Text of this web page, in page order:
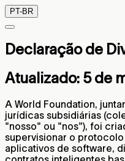
PT-BR
Declaração de
Atualizado: 5 de
A World Foundation,
jurídicas subsidiárias
"nosso" ou "nos"), foi
supervisionar o
aplicativos de software,